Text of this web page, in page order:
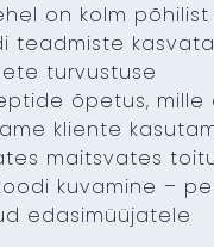
on kolm põhilist
teadmiste
turvustuse
õpetus, mille
kliente
maitsvates
kuvamine –
edasimüüjatele